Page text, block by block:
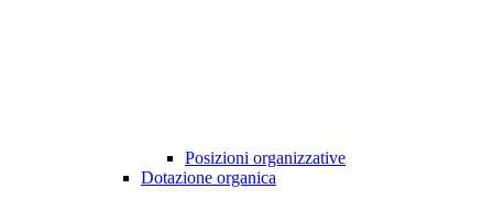
Posizioni organizzative
Dotazione organica